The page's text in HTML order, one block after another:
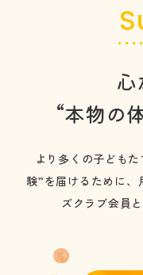
“本物の
より多くの子ども
験”を届けるために、
ズクラブ会員